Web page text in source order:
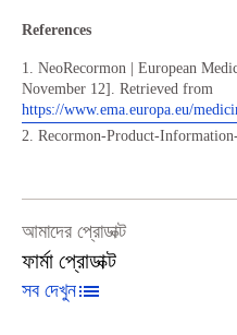
References
1. NeoRecormon | European
November 12]. Retrieved from
https://www.ema.europa.eu/
2. Recormon-Product-
আমাদের প্রোডাক্ট
ফার্মা প্রোডাক্ট
সব দেখুন